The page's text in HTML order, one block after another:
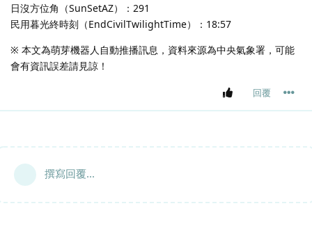
日沒方位角（SunSetAZ）：291
民用暮光終時刻（EndCivilTwilightTime）：18:57
※ 本文為萌芽機器人自動推播訊息，資料來源為中央氣象署，可能
會有資訊誤差請見諒！
回覆
撰寫回覆...